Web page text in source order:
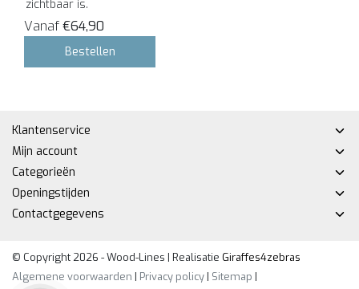
zichtbaar is.
Vanaf€64,90
Bestellen
Klantenservice
Mijn account
Categorieën
Openingstijden
Contactgegevens
© Copyright 2026 - Wood-Lines | Realisatie Giraffes4zebras
Algemene voorwaarden | Privacy policy | Sitemap |